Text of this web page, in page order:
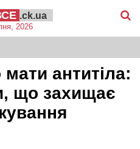
.ck.ua
2026
антитіла:
що захищає